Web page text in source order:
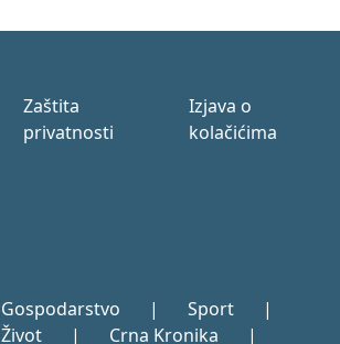
Zaštita
privatnosti
Izjava o
kolačićima
Gospodarstvo | Sport
|
Život | Crna Kronika |